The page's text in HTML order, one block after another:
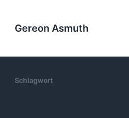
Gereon Asmuth
Schlagwort